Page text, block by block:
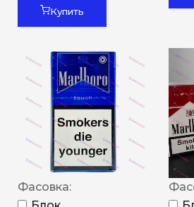
Купить
Фасовка: